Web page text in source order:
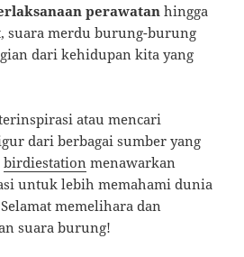
perawatanhingga
suara merdu burung-burung
dari kehidupan kita yang
atau mencari
dari berbagai sumber yang
birdiestation menawarkan
untuk lebih memahami dunia
memelihara dan
suara burung!